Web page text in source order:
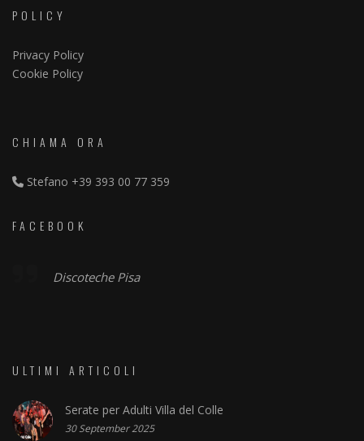
POLICY
Privacy Policy
Cookie Policy
CHIAMA ORA
Stefano +39 393 00 77 359
FACEBOOK
Discoteche Pisa
ULTIMI ARTICOLI
Serate per Adulti Villa del Colle
30 September 2025